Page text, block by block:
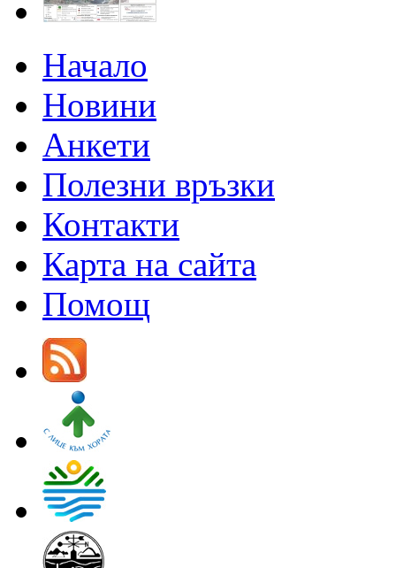
Начало
Новини
Анкети
Полезни връзки
Контакти
Карта на сайта
Помощ